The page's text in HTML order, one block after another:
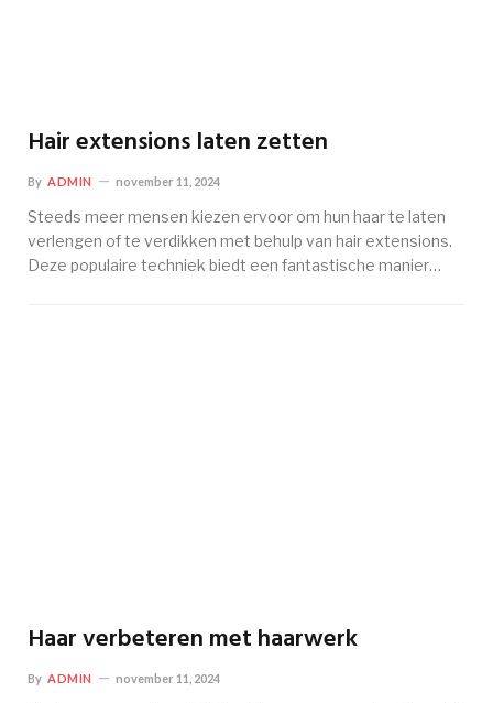
Hair extensions laten zetten
By ADMIN november 11, 2024
Steeds meer mensen kiezen ervoor om hun haar te laten
verlengen of te verdikken met behulp van hair extensions.
Deze populaire techniek biedt een fantastische manier…
Haar verbeteren met haarwerk
By ADMIN november 11, 2024